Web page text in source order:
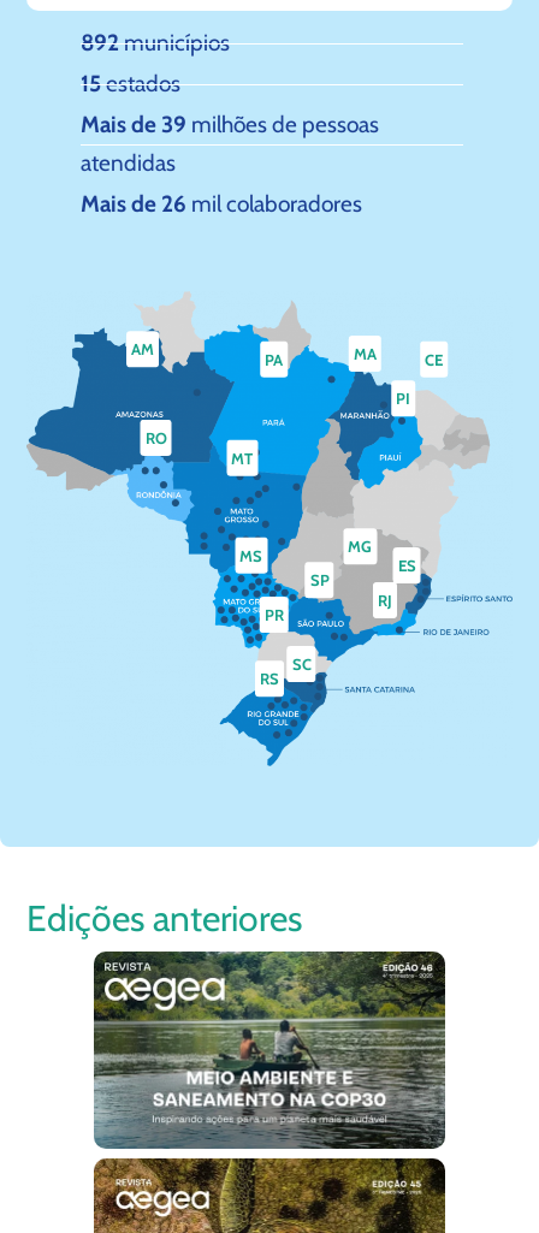
892municípios
15estados
Mais de 39 milhões de pessoas
atendidas
Mais de 26 mil colaboradores
MT
RO
AM
PA MA
PI
CE
MS
SP
SC
RS
ES
RJ
MG
PR
Edições anteriores